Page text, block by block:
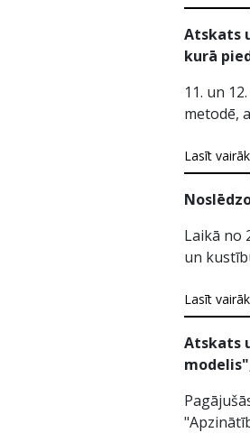
Atskats
kurā
11. un
metodē,
Lasīt vairāk
Laikā no
un
Lasīt vairāk
Atskats